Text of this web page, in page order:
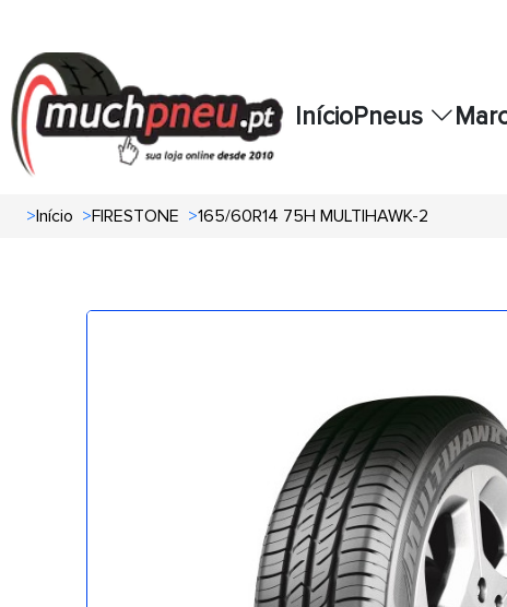
InícioPneus
>Início >FIRESTONE >165/60R14 75H MULTIHAWK-2